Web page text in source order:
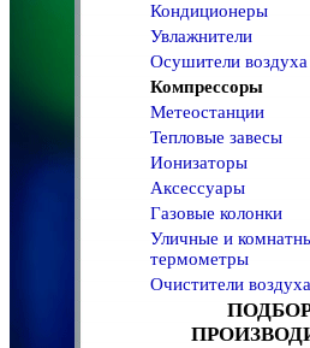
Кондиционеры
Увлажнители
Осушители воздуха
Компрессоры
Метеостанции
Тепловые завесы
Ионизаторы
Аксессуары
Газовые колонки
Уличные и
термометры
Очистители воздуха